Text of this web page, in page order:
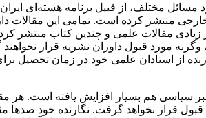
مسائل مختلف، از قبیل برنامه هسته‌ای
منتشر کرده است. تمامی این مقالات
مقالات علمی‌ و چندین کتاب منتشر
وگرنه مورد قبول داوران نشریه قرار
از استادان علمی‌ خود در زمان تحصیل
سیاسی هم بسیار افزایش یافته است. هر